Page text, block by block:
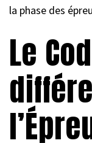
la phase des
Le